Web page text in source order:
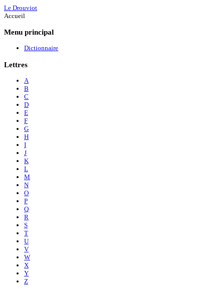
Le Drouviot
Accueil
Menu principal
Dictionnaire
Lettres
A
B
C
D
E
F
G
H
I
J
K
L
M
N
O
P
Q
R
S
T
U
V
W
X
Y
Z